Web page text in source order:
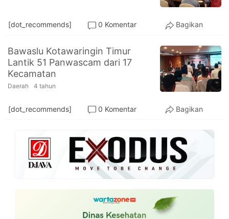
[dot_recommends] 0 Komentar Bagikan
Bawaslu Kotawaringin Timur
Lantik 51 Panwascam dari 17
Kecamatan
Daerah 4 tahun
[dot_recommends] 0 Komentar Bagikan